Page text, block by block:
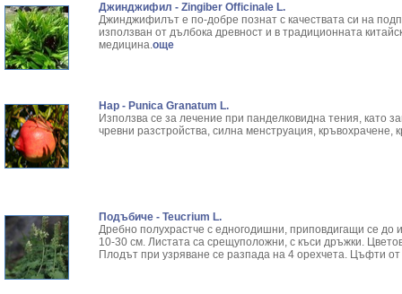
Джинджифил - Zingiber Officinale L.
Джинджифилът е по-добре познат с качествата си на
използван от дълбока древност и в традиционната
медицина.още
Нар - Punica Granatum L.
Използва се за лечение при панделковидна тения, като
чревни разстройства, силна менструация, кръвохрачене,
Подъбиче - Teucrium L.
Дребно полухрастче с едногодишни, приповдигащи се до
10-30 см. Листата са срещуположни, с къси дръжки.
Плодът при узряване се разпада на 4 орехчета. Цъфти от